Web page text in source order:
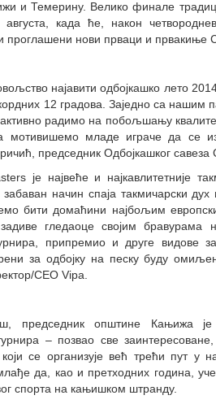
и Темерину. Велико финале
када ће, након
проглашени нови прваци и првакиње
најавити одбојкашко лето
12 градова. Заједно са нашим
радимо на побољшању
мотивишемо младе играче да се
председник Одбојкашког савеза
је највеће и најкавлитетније
начин спаја такмичарски дух
бити домаћини најбољим
задиве гледаоце својим
припремио и друге видове
за одбојку на песку буду
CEO Vipa.
председник општине Кањижа
– позвао све
се организује већ трећи пут
да, као и претходних година,
спорта на кањишком штранду.